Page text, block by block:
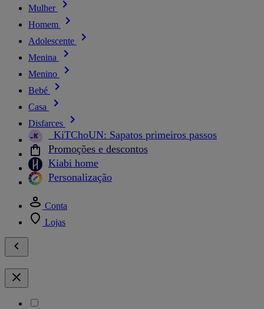
Mulher
Homem
Adolescente
Menina
Menino
Bebé
Casa
Disfarces
_KiTChoUN: Sapatos primeiros passos
Promoções e descontos
Kiabi home
Personalização
Conta
Lojas